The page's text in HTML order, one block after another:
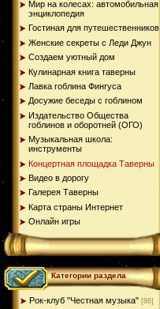
Мир на колесах: автомобильная
энциклопедия
Гостиная для путешественников
Женские секреты с Леди Джун
Создаем уютный дом
Кулинарная книга таверны
Лавка гоблина Фингуса
Досужие беседы с гоблином
Издательство Общества
гоблинов и оборотней (ОГО)
Музыкальная школа:
инструменты
Концертная площадка Таверны
Видео в дорогу
Галерея Таверны
Карта страны Интернет
Онлайн игры
Категории раздела
Рок-клуб "Честная музыка" [86]